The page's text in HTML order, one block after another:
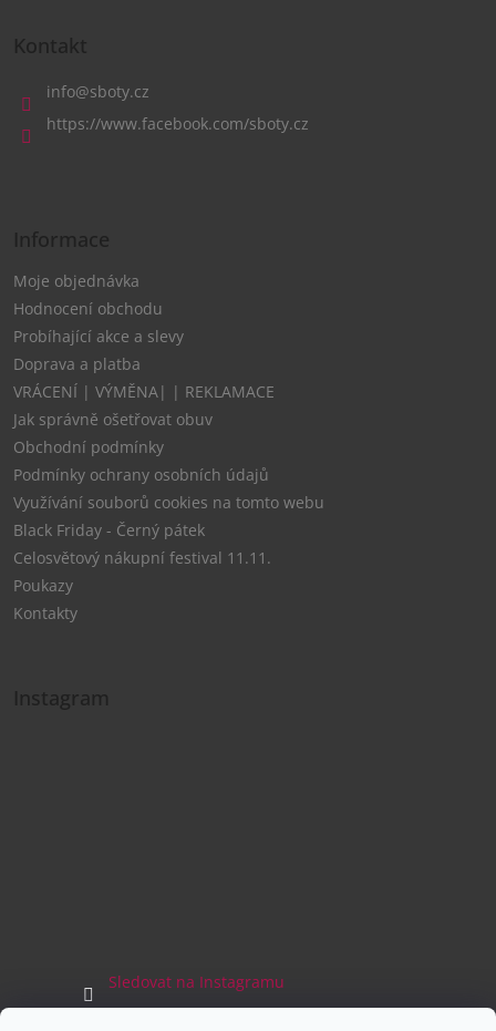
Kontakt
info@sboty.cz
https://www.facebook.com/sboty.cz
Informace
Moje objednávka
Hodnocení obchodu
Probíhající akce a slevy
Doprava a platba
VRÁCENÍ | VÝMĚNA| | REKLAMACE
Jak správně ošetřovat obuv
Obchodní podmínky
Podmínky ochrany osobních údajů
Využívání souborů cookies na tomto webu
Black Friday - Černý pátek
Celosvětový nákupní festival 11.11.
Poukazy
Kontakty
Instagram
Sledovat na Instagramu